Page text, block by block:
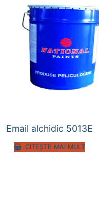
Email alchidic 5013E
CITEȘTE MAI MULT